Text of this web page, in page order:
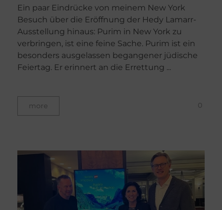
Ein paar Eindrücke von meinem New York
Besuch über die Eröffnung der Hedy Lamarr-
Ausstellung hinaus: Purim in New York zu
verbringen, ist eine feine Sache. Purim ist ein
besonders ausgelassen begangener jüdische
Feiertag. Er erinnert an die Errettung ...
more 0